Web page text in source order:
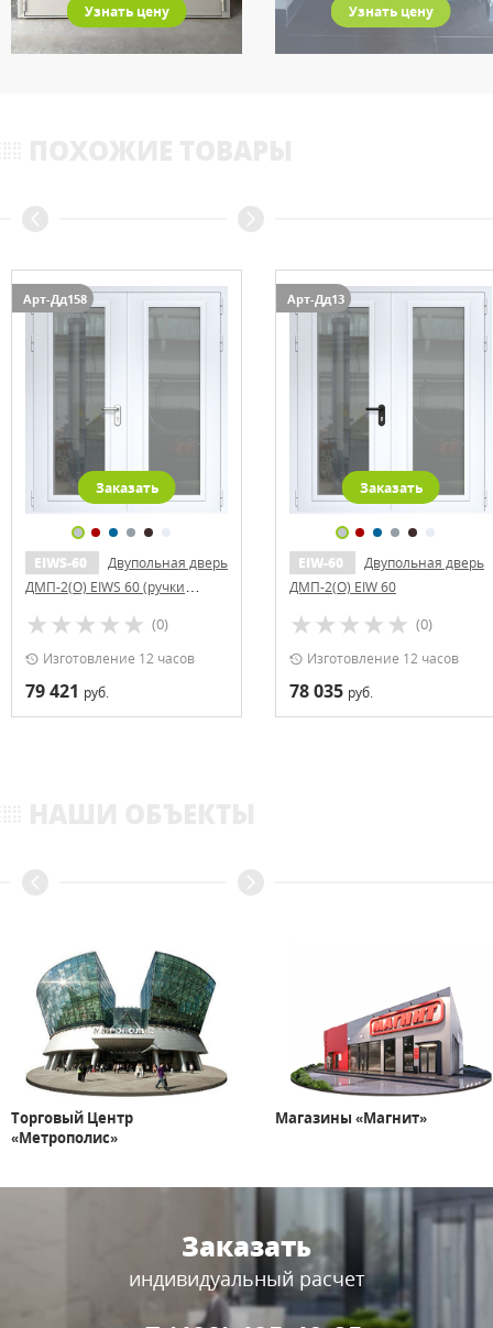
Узнать цену Узнать цену
Арт-Дд158
Заказать
EIWS-60
Двупольная дверь
ДМП-2(О) EIWS 60 (ручки
(0)
Изготовление 12 часов
79 421 руб.
Арт-Дд13
Заказать
EIW-60
Двупольная дверь
ДМП-2(О) EIW 60
(0)
Изготовление 12 часов
78 035 руб.
Торговый Центр
«Метрополис»
Магазины «Магнит»
Заказать
индивидуальный расчет